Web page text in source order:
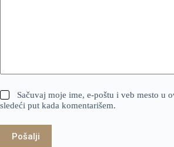
Sačuvaj moje ime, e-poštu i veb mesto u
sledeći put kada komentarišem.
Pošalji